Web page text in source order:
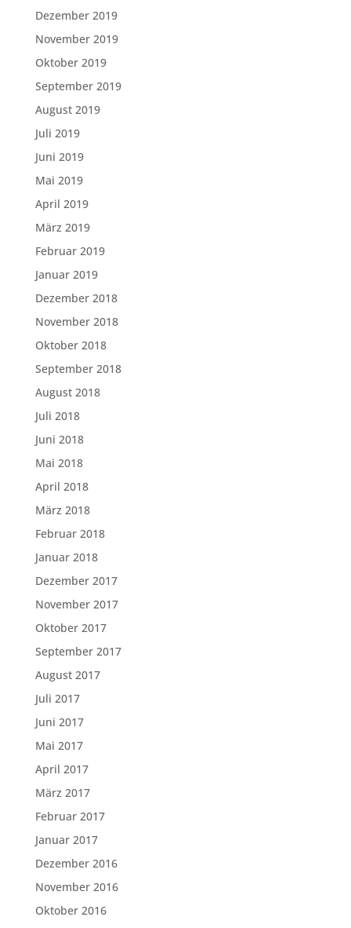
Dezember 2019
November 2019
Oktober 2019
September 2019
August 2019
Juli 2019
Juni 2019
Mai 2019
April 2019
März 2019
Februar 2019
Januar 2019
Dezember 2018
November 2018
Oktober 2018
September 2018
August 2018
Juli 2018
Juni 2018
Mai 2018
April 2018
März 2018
Februar 2018
Januar 2018
Dezember 2017
November 2017
Oktober 2017
September 2017
August 2017
Juli 2017
Juni 2017
Mai 2017
April 2017
März 2017
Februar 2017
Januar 2017
Dezember 2016
November 2016
Oktober 2016